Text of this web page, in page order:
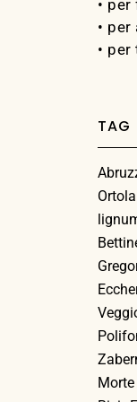
•
•
•
TAG
Morte